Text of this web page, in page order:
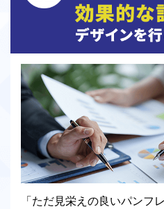
「ただ見栄えの良いパンフ